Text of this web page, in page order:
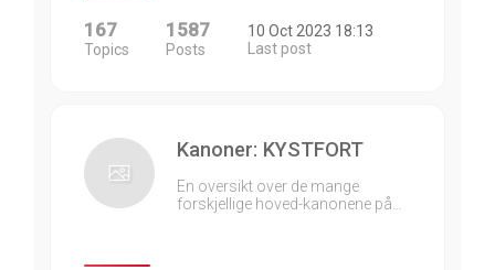
167
Topics
1587
Posts
10 Oct 2023 18:13
Last post
Kanoner: KYSTFORT
En oversikt over de mange
forskjellige hoved-kanonene på…